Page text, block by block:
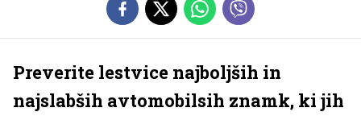
Preverite lestvice najboljših in
najslabših avtomobilsih znamk, ki jih